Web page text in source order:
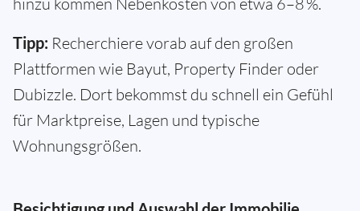
Tipp: Recherchiere vorab auf den großen
Plattformen wie Bayut, Property Finder oder
Dubizzle. Dort bekommst du schnell ein Gefühl
für Marktpreise, Lagen und typische
Wohnungsgrößen.